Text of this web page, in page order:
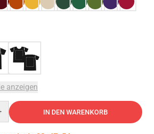
anzeigen
IN DEN WARENKORB